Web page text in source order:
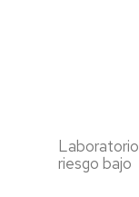
Laboratorio
riesgo bajo